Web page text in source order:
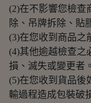
(2)在不影響您檢查
除、吊牌拆除、貼
(3)在您收到商品之
(4)其他逾越檢查之
損、滅失或變更者。
(5)在您收到貨品後
輸過程造成包裝破